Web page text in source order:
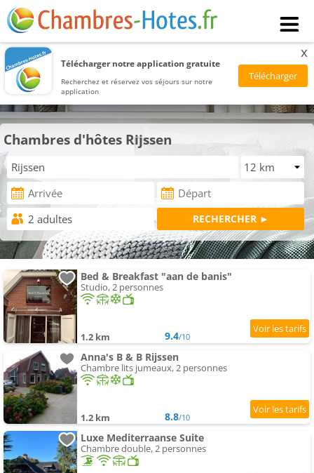
Télécharger notre application gratuite
Recherchez et réservez vos séjours sur notre
application
x
Chambres d'hôtes Rijssen
Bed & Breakfast "aan de banis"
Studio, 2 personnes
1.2 km 9.4/10
Anna's B & B Rijssen
Chambre lits jumeaux, 2 personnes
1.2 km 8.8/10
Luxe Mediterraanse Suite
Chambre double, 2 personnes